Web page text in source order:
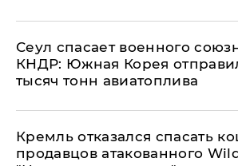
​Сеул спасает военного
КНДР: Южная Корея
тысяч тонн авиатоплива
Кремль отказался спасать
продавцов атакованного